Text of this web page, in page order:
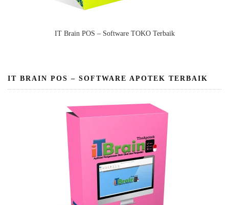
IT Brain POS – Software TOKO Terbaik
IT BRAIN POS – SOFTWARE APOTEK TERBAIK